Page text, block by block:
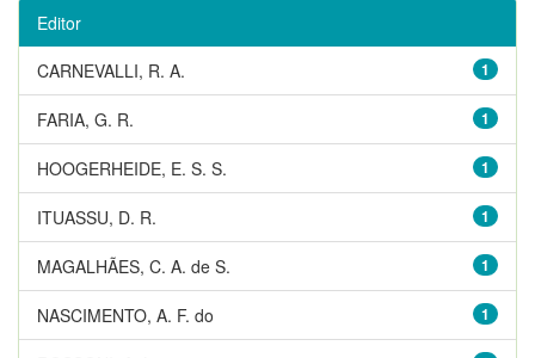
Editor
1
CARNEVALLI, R. A.
1
FARIA, G. R.
1
HOOGERHEIDE, E. S. S.
1
ITUASSU, D. R.
1
MAGALHÃES, C. A. de S.
1
NASCIMENTO, A. F. do